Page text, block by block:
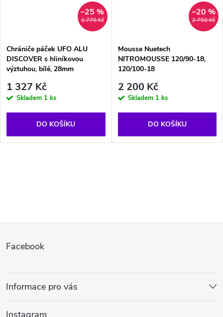
1 770 Kč
–25 %
Chrániče páček UFO ALU
DISCOVER s hliníkovou
výztuhou, bílé, 28mm
1 327 Kč
Skladem 1 ks
DO KOŠÍKU
2 750 Kč
–20 %
Mousse Nuetech
NITROMOUSSE 120/90-18,
120/100-18
2 200 Kč
Skladem 1 ks
DO KOŠÍKU
d
c
í
p
a
Facebook
Informace pro vás
Instagram